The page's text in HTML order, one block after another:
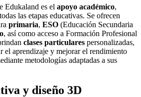
Edukaland es el apoyo académico,
las etapas educativas. Se ofrecen
primaria, ESO (Educación Secundaria
, así como acceso a Formación Profesional
clases particulares personalizadas,
el aprendizaje y mejorar el rendimiento
metodologías adaptadas a sus
y diseño 3D